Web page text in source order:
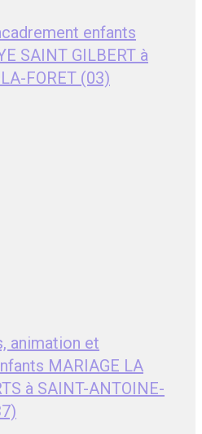
enfants
SAINT GILBERT à
FORET (03)
animation et
MARIAGE LA
à SAINT-ANTOINE-